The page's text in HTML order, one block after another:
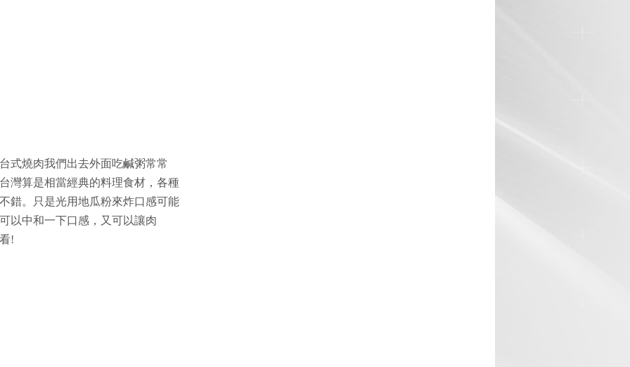
式燒肉我們出去外面吃鹹粥常常
灣算是相當經典的料理食材，各種
錯。只是光用地瓜粉來炸口感可能
以中和一下口感，又可以讓肉
!